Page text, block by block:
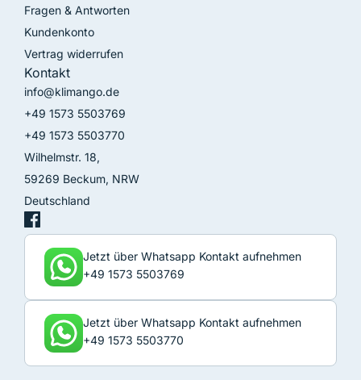
Fragen & Antworten
Kundenkonto
Vertrag widerrufen
Kontakt
info@klimango.de
+49 1573 5503769
+49 1573 5503770
Wilhelmstr. 18,
59269 Beckum, NRW
Deutschland
Jetzt über Whatsapp Kontakt aufnehmen
+49 1573 5503769
Jetzt über Whatsapp Kontakt aufnehmen
+49 1573 5503770